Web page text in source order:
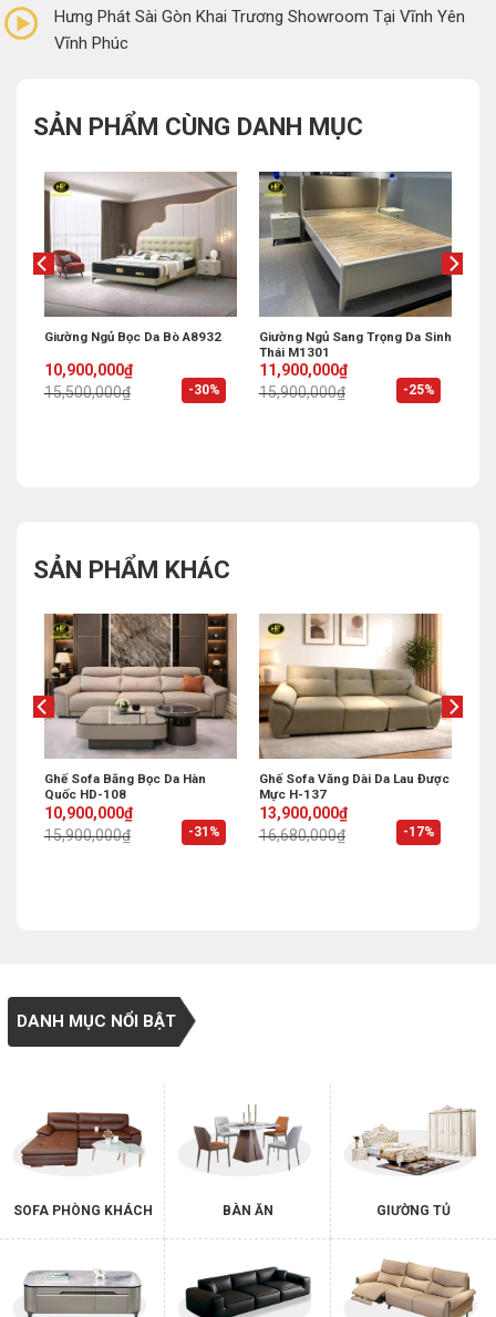
Hưng Phát Sài Gòn Khai Trương Showroom Tại Vĩnh Yên
Vĩnh Phúc
SẢN PHẨM CÙNG DANH MỤC
-30%
Giường Ngủ Bọc Da Bò A8932
15,500,000₫
Original
price
was:
10,900,000₫
Current
price
is:
-25%
Giường Ngủ Sang Trọng Da Sinh
Thái M1301
15,900,000₫
Original
price
was:
11,900,000₫
Current
price
is:
SẢN PHẨM KHÁC
-31%
Ghế Sofa Băng Bọc Da Hàn
Quốc HD-108
15,900,000₫
Original
price
was:
10,900,000₫
Current
price
is:
-17%
Ghế Sofa Văng Dài Da Lau Được
Mực H-137
16,680,000₫
Original
price
was:
13,900,000₫
Current
price
is:
DANH MỤC NỔI BẬT
SOFA PHÒNG KHÁCH BÀN ĂN GIƯỜNG TỦ